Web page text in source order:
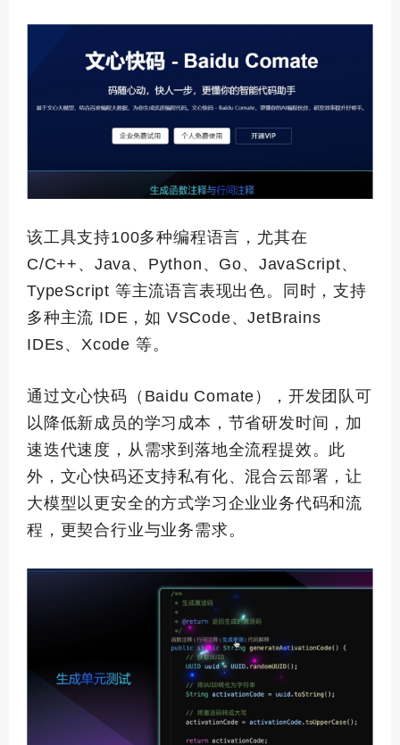
该工具支持100多种编程语言，尤其在
C/C++、Java、Python、Go、JavaScript、
TypeScript 等主流语言表现出色。同时，支持
多种主流 IDE，如 VSCode、JetBrains
IDEs、Xcode 等。
通过文心快码（Baidu Comate），开发团队可
以降低新成员的学习成本，节省研发时间，加
速迭代速度，从需求到落地全流程提效。此
外，文心快码还支持私有化、混合云部署，让
大模型以更安全的方式学习企业业务代码和流
程，更契合行业与业务需求。